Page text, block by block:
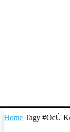
Home Tagy #OcÚ